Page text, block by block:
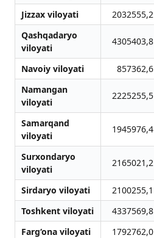
Jizzax viloyati
2032555,2
Qashqadaryo
viloyati
4305403,8
Navoiy viloyati 857362,6
Namangan
viloyati
2225255,5
Samarqand
viloyati
1945976,4
Surxondaryo
viloyati
2165021,2
Sirdaryo viloyati 2100255,1
Toshkent viloyati
4337569,8
Farg‘ona viloyati
1792762,0